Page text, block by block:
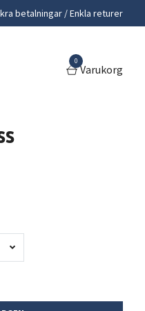
betalningar / Enkla returer
0
Varukorg